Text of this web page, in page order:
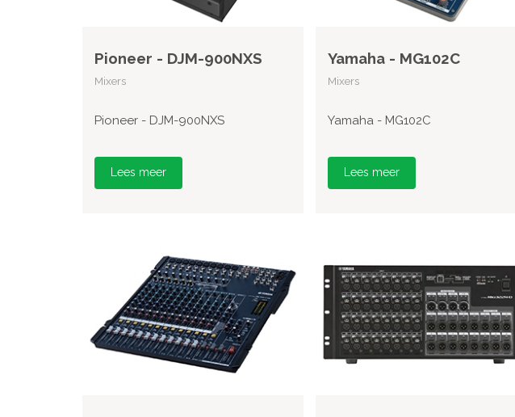
Pioneer - DJM-900NXS
Mixers
Pioneer - DJM-900NXS
Lees meer
Yamaha - MG102C
Mixers
Yamaha - MG102C
Lees meer